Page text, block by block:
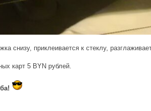
снизу, приклеивается к стеклу,
карт 5 BYN рублей.